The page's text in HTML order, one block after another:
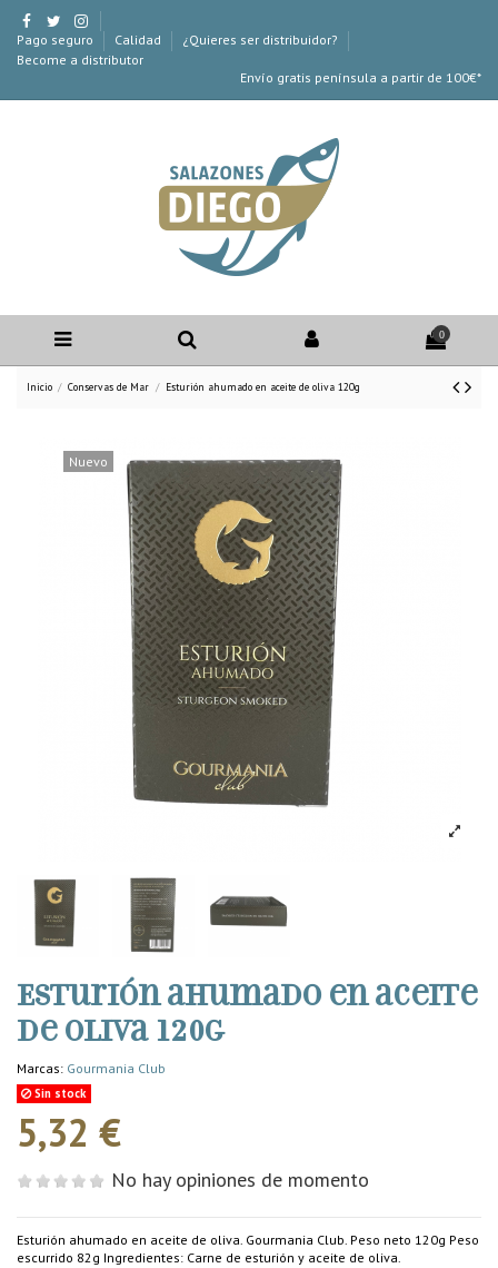
Pago seguro Calidad
¿Quieres ser distribuidor?
Become a distributor
Envío gratis península a partir de 100€*
0
Inicio Conservas de Mar Esturión ahumado en aceite de oliva 120g
Nuevo
Esturión ahumado en aceite
de oliva 120g
Marcas: Gourmania Club
Sin stock
5,32 €
No hay opiniones de momento
Esturión ahumado en aceite de oliva. Gourmania Club. Peso neto 120g Peso
escurrido 82g Ingredientes: Carne de esturión y aceite de oliva.